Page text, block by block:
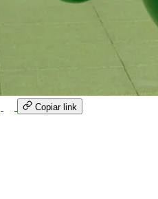
Copiar link